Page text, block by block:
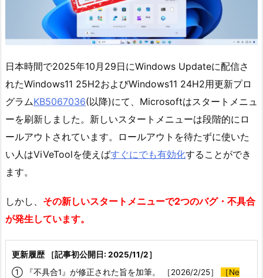
日本時間で2025年10月29日にWindows Updateに配信さ
れたWindows11 25H2およびWindows11 24H2用更新プロ
グラムKB5067036(以降)にて、Microsoftはスタートメニュ
ーを刷新しました。新しいスタートメニューは段階的にロ
ールアウトされています。ロールアウトを待たずに使いた
い人はViVeToolを使えばすぐにでも有効化することができ
ます。
しかし、 その新しいスタートメニューで2つのバグ・不具合
が発生しています。
更新履歴 ［記事初公開日: 2025/11/2］
① 『不具合1』が修正された旨を加筆。 ［2026/2/25］
［Ne